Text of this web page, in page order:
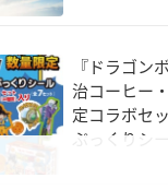
『ドラゴン
治コーヒー
定コラボセ
ぷっくりシ